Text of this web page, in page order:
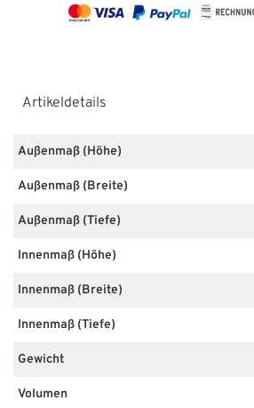
Artikeldetails
Außenmaß (Höhe)
Außenmaß (Breite)
Außenmaß (Tiefe)
Innenmaß (Höhe)
Innenmaß (Breite)
Innenmaß (Tiefe)
Gewicht
Volumen